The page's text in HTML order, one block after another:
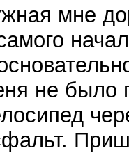
мне
не было